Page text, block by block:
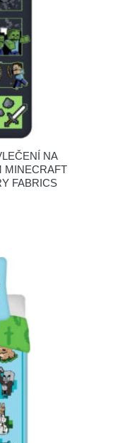
NA
MINECRAFT
FABRICS